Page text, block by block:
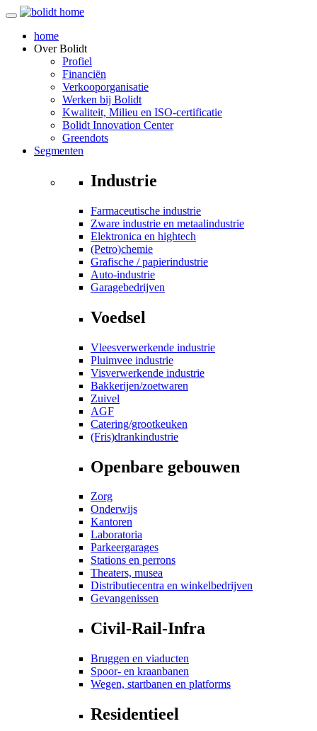
home
OverBolidt
Profiel
Financiën
Verkooporganisatie
Werken bij Bolidt
Kwaliteit, Milieu en ISO-certificatie
Bolidt Innovation Center
Greendots
Segmenten
Industrie
Farmaceutische industrie
Zware industrie en metaalindustrie
Elektronica en hightech
(Petro)chemie
Grafische / papierindustrie
Auto-industrie
Garagebedrijven
Voedsel
Vleesverwerkende industrie
Pluimvee industrie
Visverwerkende industrie
Bakkerijen/zoetwaren
Zuivel
AGF
Catering/grootkeuken
(Fris)drankindustrie
Openbare gebouwen
Zorg
Onderwijs
Kantoren
Laboratoria
Parkeergarages
Stations en perrons
Theaters, musea
Distributiecentra en winkelbedrijven
Gevangenissen
Civil-Rail-Infra
Bruggen en viaducten
Spoor- en kraanbanen
Wegen, startbanen en platforms
Residentieel